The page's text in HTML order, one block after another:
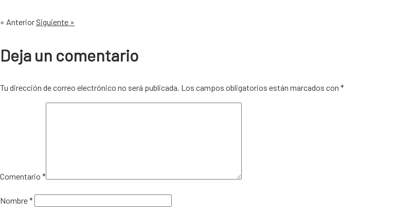
« Anterior Siguiente »
Deja un comentario
Tu dirección de correo electrónico no será publicada. Los campos obligatorios están marcados con *
Comentario *
Nombre*